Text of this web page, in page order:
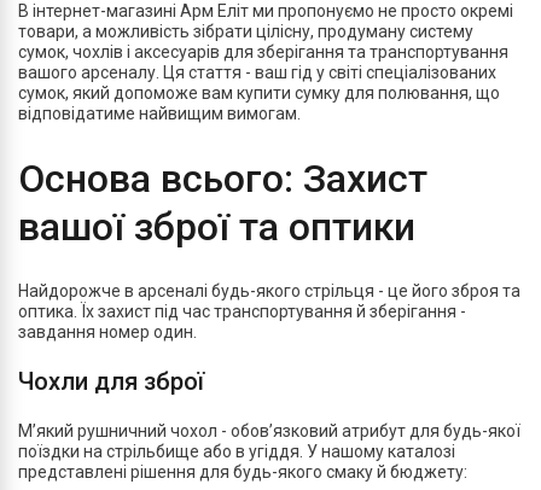
В інтернет-магазині Арм Еліт ми пропонуємо не просто окремі
товари, а можливість зібрати цілісну, продуману систему
сумок, чохлів і аксесуарів для зберігання та транспортування
вашого арсеналу. Ця стаття - ваш гід у світі спеціалізованих
сумок, який допоможе вам купити сумку для полювання, що
відповідатиме найвищим вимогам.
Основа всього: Захист
вашої зброї та оптики
Найдорожче в арсеналі будь-якого стрільця - це його зброя та
оптика. Їх захист під час транспортування й зберігання -
завдання номер один.
Чохли для зброї
М’який рушничний чохол - обов’язковий атрибут для будь-якої
поїздки на стрільбище або в угіддя. У нашому каталозі
представлені рішення для будь-якого смаку й бюджету: